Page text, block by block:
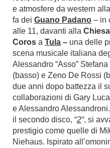
e atmosfere da western
fa dei Guano Padano – in
alle 11, davanti alla
Coros a Tula – una delle
scena musicale italiana
Alessandro “Asso”
(basso) e Zeno De Rossi
due anni dopo battezza il
collaborazioni di Gary
e Alessandro
il secondo disco, “2“, si
prestigio come quelle di
Niehaus. Ispirato